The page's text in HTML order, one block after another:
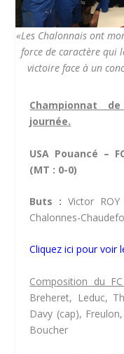
«Les Chalonnais ont
force de caractère qui
victoire face à un
Championnat
journée.
USA Pouancé –
(MT : 0-0)
Buts : Victor
Chalonnes-
Cliquez ici pour voir
Composition du
Breheret, Leduc,
Davy (cap),
Boucher